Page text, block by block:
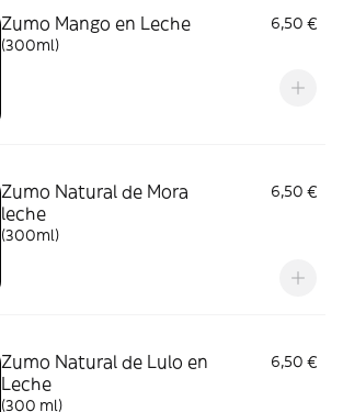
Zumo Mango en Leche
6,50 €
(300ml)
Zumo Natural de Mora
leche
6,50 €
(300ml)
Zumo Natural de Lulo en
Leche
6,50 €
(300 ml)